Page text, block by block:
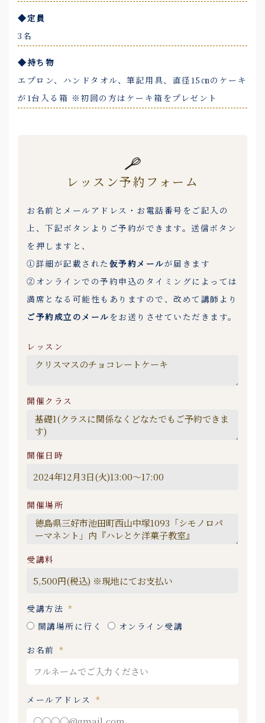
◆定員
3名
◆持ち物
エプロン、ハンドタオル、筆記用具、直径15㎝のケーキ
が1台入る箱 ※初回の方はケーキ箱をプレゼント
レッスン予約フォーム
お名前とメールアドレス・お電話番号をご記入の
上、下記ボタンよりご予約ができます。送信ボタン
を押しますと、
①詳細が記載された 仮予約メールが届きます
②オンラインでの予約申込のタイミングによっては
満席となる可能性もありますので、改めて講師より
ご予約成立のメール をお送りさせていただきます。
レッスン
開催クラス
開催日時
開催場所
受講料
受講方法
開講場所に行く
オンライン受講
お名前
メールアドレス